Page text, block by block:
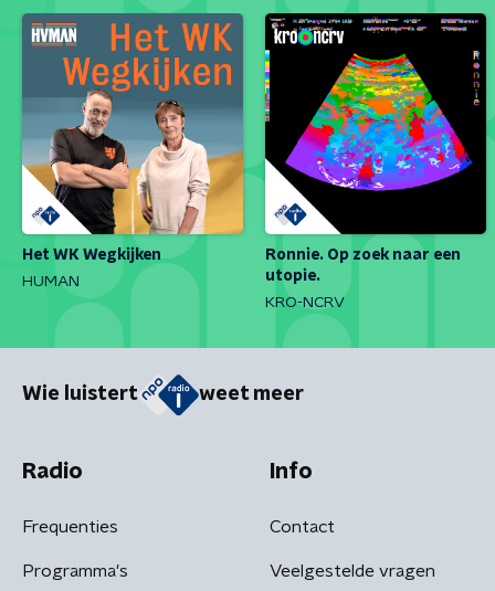
Het WK Wegkijken
HUMAN
Ronnie. Op zoek naar een
utopie.
KRO-NCRV
Wie luistert weet meer
Radio
Frequenties
Programma's
Info
Contact
Veelgestelde vragen